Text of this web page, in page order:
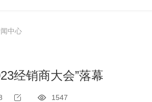
中心
经销商大会”落幕
1547